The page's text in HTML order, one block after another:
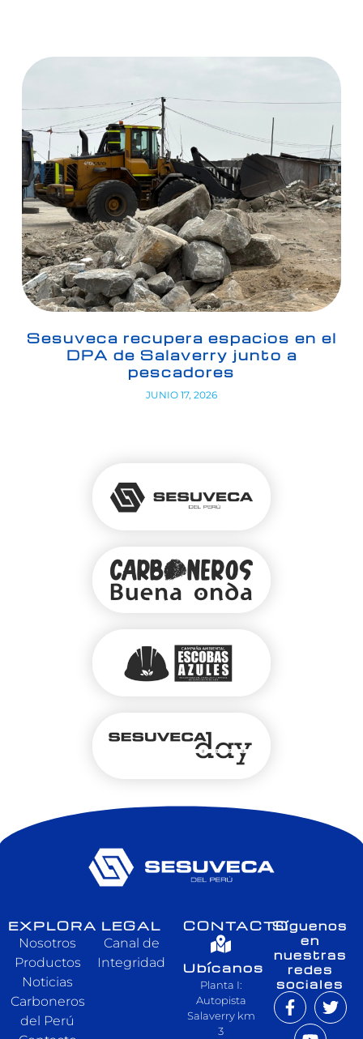
Sesuveca recupera espacios en el
DPA de Salaverry junto a
pescadores
JUNIO 17, 2026
EXPLORA
Nosotros
Productos
Noticias
Carboneros
del Perú
LEGAL
Canal de
Integridad
CONTACTO
Ubícanos
Planta I:
Autopista
Salaverry km
3
Síguenos
en
nuestras
redes
sociales